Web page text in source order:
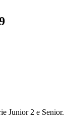
Junior 2 e Senior.